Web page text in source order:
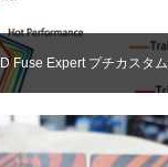
Fuse Expert プチカスタム